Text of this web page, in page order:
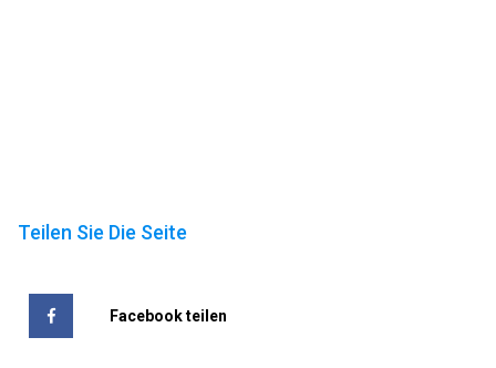
Teilen Sie Die Seite
Facebook teilen